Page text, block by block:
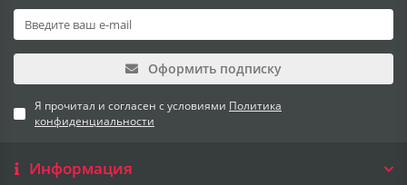
Оформить подписку
Я прочитал и согласен с условиями Политика
конфиденциальности
Информация